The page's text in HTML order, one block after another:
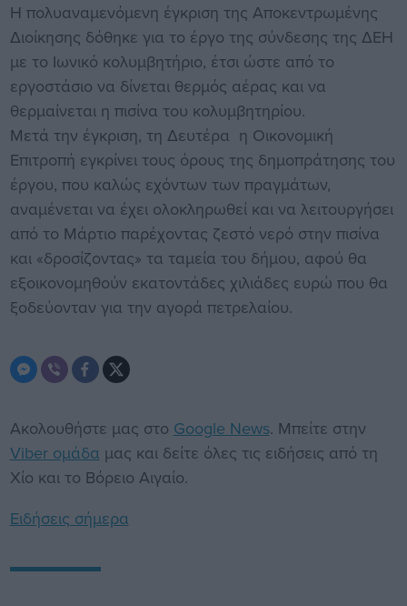
Η πολυαναμενόμενη έγκριση της Αποκεντρωμένης
Διοίκησης δόθηκε για το έργο της σύνδεσης της ΔΕΗ
με το Ιωνικό κολυμβητήριο, έτσι ώστε από το
εργοστάσιο να δίνεται θερμός αέρας και να
θερμαίνεται η πισίνα του κολυμβητηρίου.
Μετά την έγκριση, τη Δευτέρα η Οικονομική
Επιτροπή εγκρίνει τους όρους της δημοπράτησης του
έργου, που καλώς εχόντων των πραγμάτων,
αναμένεται να έχει ολοκληρωθεί και να λειτουργήσει
από το Μάρτιο παρέχοντας ζεστό νερό στην πισίνα
και «δροσίζοντας» τα ταμεία του δήμου, αφού θα
εξοικονομηθούν εκατοντάδες χιλιάδες ευρώ που θα
ξοδεύονταν για την αγορά πετρελαίου.
Ακολουθήστε μας στο Google News. Μπείτε στην
Viber ομάδα μας και δείτε όλες τις ειδήσεις από τη
Χίο και το Βόρειο Αιγαίο.
Ειδήσεις σήμερα